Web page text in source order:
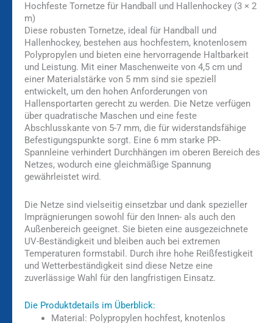
Hochfeste Tornetze für Handball und Hallenhockey (3 × 2
m)
Diese robusten Tornetze, ideal für Handball und
Hallenhockey, bestehen aus hochfestem, knotenlosem
Polypropylen und bieten eine hervorragende Haltbarkeit
und Leistung. Mit einer Maschenweite von 4,5 cm und
einer Materialstärke von 5 mm sind sie speziell
entwickelt, um den hohen Anforderungen von
Hallensportarten gerecht zu werden. Die Netze verfügen
über quadratische Maschen und eine feste
Abschlusskante von 5-7 mm, die für widerstandsfähige
Befestigungspunkte sorgt. Eine 6 mm starke PP-
Spannleine verhindert Durchhängen im oberen Bereich des
Netzes, wodurch eine gleichmäßige Spannung
gewährleistet wird.
Die Netze sind vielseitig einsetzbar und dank spezieller
Imprägnierungen sowohl für den Innen- als auch den
Außenbereich geeignet. Sie bieten eine ausgezeichnete
UV-Beständigkeit und bleiben auch bei extremen
Temperaturen formstabil. Durch ihre hohe Reißfestigkeit
und Wetterbeständigkeit sind diese Netze eine
zuverlässige Wahl für den langfristigen Einsatz.
Die Produktdetails im Überblick:
Material: Polypropylen hochfest, knotenlos